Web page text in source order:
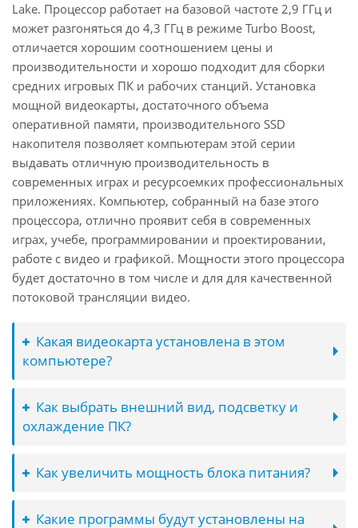
Lake. Процессор работает на базовой частоте 2,9 ГГц и
может разгоняться до 4,3 ГГц в режиме Turbo Boost,
отличается хорошим соотношением цены и
производительности и хорошо подходит для сборки
средних игровых ПК и рабочих станций. Установка
мощной видеокарты, достаточного объема
оперативной памяти, производительного SSD
накопителя позволяет компьютерам этой серии
выдавать отличную производительность в
современных играх и ресурсоемких профессиональных
приложениях. Компьютер, собранный на базе этого
процессора, отлично проявит себя в современных
играх, учебе, программировании и проектировании,
работе с видео и графикой. Мощности этого процессора
будет достаточно в том числе и для для качественной
потоковой трансляции видео.
Какая видеокарта установлена в этом
компьютере?
Как выбрать внешний вид, подсветку и
охлаждение ПК?
Как увеличить мощность блока питания?
Какие программы будут установлены на